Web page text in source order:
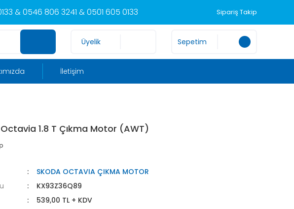
& 0546 806 3241 & 0501 605 0133 Sipariş Takip
Üyelik Sepetim
İletişim
1.8 T Çıkma Motor (AWT)
SKODA OCTAVIA ÇIKMA MOTOR
KX93Z36Q89
539,00 TL + KDV